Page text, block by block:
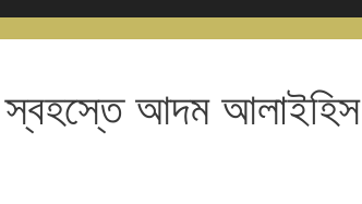
আদম আলাইহিস